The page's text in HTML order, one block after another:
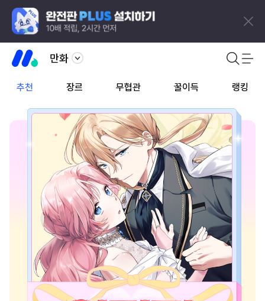
만화
추천 장르 무협관 꿀이득 랭킹